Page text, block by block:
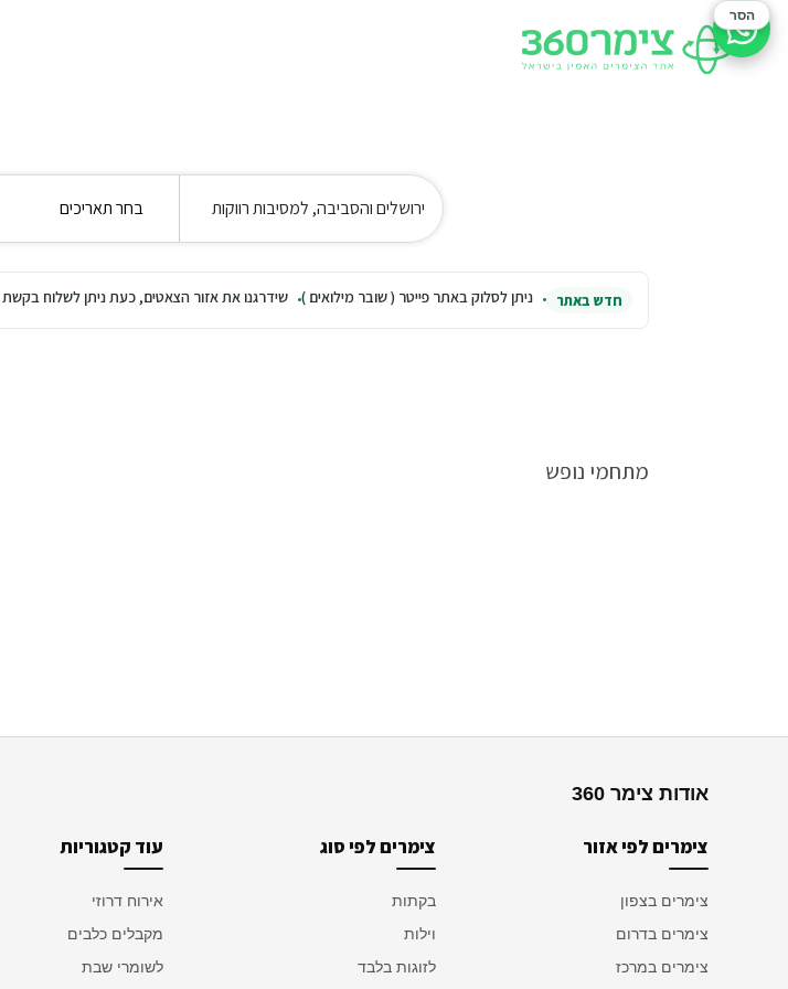
ירושלים והסביבה, למסיבות רווקות בחר תאריכים
חדש באתר ניתן לסלוק באתר פייטר ( שובר מילואים ) שידרגנו את אזור הצאטים, כעת ניתן לשלוח
מתחמי נופש
אודות צימר 360
צימרים לפי אזור
צימרים בצפון
צימרים בדרום
צימרים במרכז
צימרים לפי סוג
בקתות
וילות
לזוגות בלבד
עוד קטגוריות
אירוח דרוזי
מקבלים כלבים
לשומרי שבת
סיוע בהזמנה
הסר